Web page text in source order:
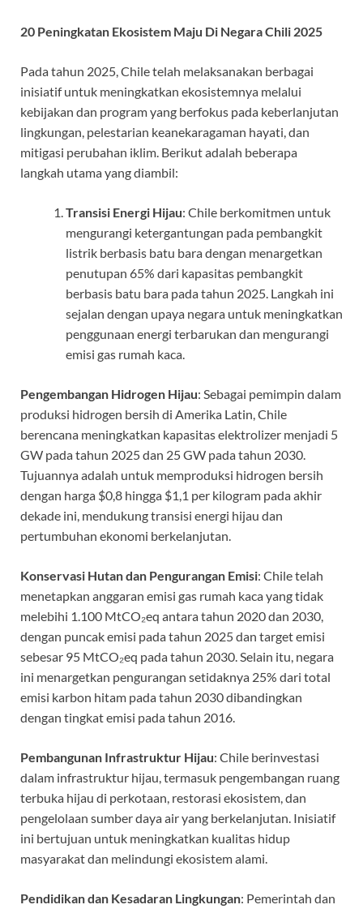
20 Peningkatan Ekosistem Maju Di Negara Chili 2025
Pada tahun 2025, Chile telah melaksanakan berbagai
inisiatif untuk meningkatkan ekosistemnya melalui
kebijakan dan program yang berfokus pada keberlanjutan
lingkungan, pelestarian keanekaragaman hayati, dan
mitigasi perubahan iklim. Berikut adalah beberapa
langkah utama yang diambil:
Transisi Energi Hijau: Chile berkomitmen untuk
mengurangi ketergantungan pada pembangkit
listrik berbasis batu bara dengan menargetkan
penutupan 65% dari kapasitas pembangkit
berbasis batu bara pada tahun 2025. Langkah ini
sejalan dengan upaya negara untuk meningkatkan
penggunaan energi terbarukan dan mengurangi
emisi gas rumah kaca.
Pengembangan Hidrogen Hijau: Sebagai pemimpin dalam
produksi hidrogen bersih di Amerika Latin, Chile
berencana meningkatkan kapasitas elektrolizer menjadi 5
GW pada tahun 2025 dan 25 GW pada tahun 2030.
Tujuannya adalah untuk memproduksi hidrogen bersih
dengan harga $0,8 hingga $1,1 per kilogram pada akhir
dekade ini, mendukung transisi energi hijau dan
pertumbuhan ekonomi berkelanjutan.
Konservasi Hutan dan Pengurangan Emisi: Chile telah
menetapkan anggaran emisi gas rumah kaca yang tidak
melebihi 1.100 MtCO₂eq antara tahun 2020 dan 2030,
dengan puncak emisi pada tahun 2025 dan target emisi
sebesar 95 MtCO₂eq pada tahun 2030. Selain itu, negara
ini menargetkan pengurangan setidaknya 25% dari total
emisi karbon hitam pada tahun 2030 dibandingkan
dengan tingkat emisi pada tahun 2016.
Pembangunan Infrastruktur Hijau: Chile berinvestasi
dalam infrastruktur hijau, termasuk pengembangan ruang
terbuka hijau di perkotaan, restorasi ekosistem, dan
pengelolaan sumber daya air yang berkelanjutan. Inisiatif
ini bertujuan untuk meningkatkan kualitas hidup
masyarakat dan melindungi ekosistem alami.
Pendidikan dan Kesadaran Lingkungan: Pemerintah dan